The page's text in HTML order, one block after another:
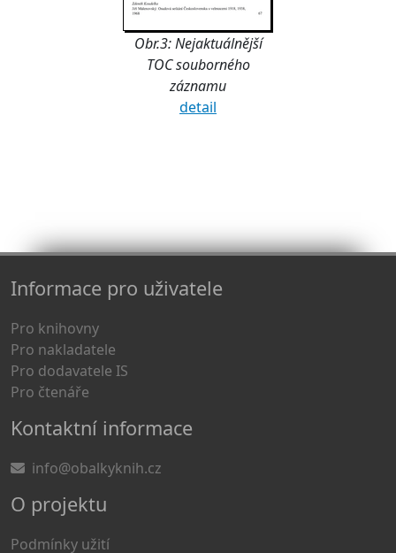
Obr.3: Nejaktuálnější
TOC souborného
záznamu
detail
Informace pro uživatele
Pro knihovny
Pro nakladatele
Pro dodavatele IS
Pro čtenáře
Kontaktní informace
info@obalkyknih.cz
O projektu
Podmínky užití